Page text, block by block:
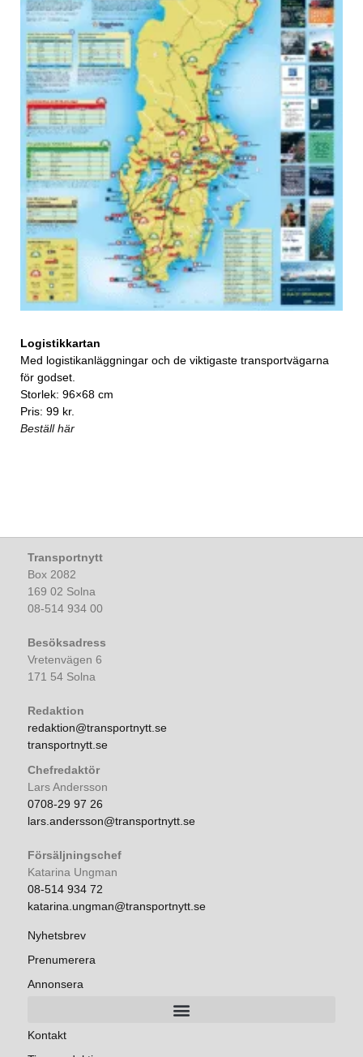
Logistikkartan
Med logistikanläggningar och de viktigaste transportvägarna
för godset.
Storlek: 96×68 cm
Pris: 99 kr.
Beställ här
Transportnytt
Box 2082
169 02 Solna
08-514 934 00
Besöksadress
Vretenvägen 6
171 54 Solna
Redaktion
redaktion@transportnytt.se
transportnytt.se
Chefredaktör
Lars Andersson
0708-29 97 26
lars.andersson@transportnytt.se
Försäljningschef
Katarina Ungman
08-514 934 72
katarina.ungman@transportnytt.se
Nyhetsbrev
Prenumerera
Annonsera
Kontakt